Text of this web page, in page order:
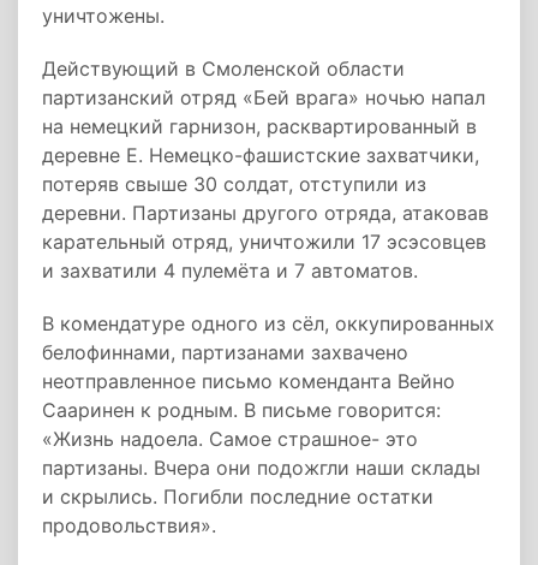
уничтожены.
Действующий в Смоленской области
партизанский отряд «Бей врага» ночью напал
на немецкий гарнизон, расквартированный в
деревне Е. Немецко-фашистские захватчики,
потеряв свыше 30 солдат, отступили из
деревни. Партизаны другого отряда, атаковав
карательный отряд, уничтожили 17 эсэсовцев
и захватили 4 пулемёта и 7 автоматов.
В комендатуре одного из сёл, оккупированных
белофиннами, партизанами захвачено
неотправленное письмо коменданта Вейно
Сааринен к родным. В письме говорится:
«Жизнь надоела. Самое страшное- это
партизаны. Вчера они подожгли наши склады
и скрылись. Погибли последние остатки
продовольствия».